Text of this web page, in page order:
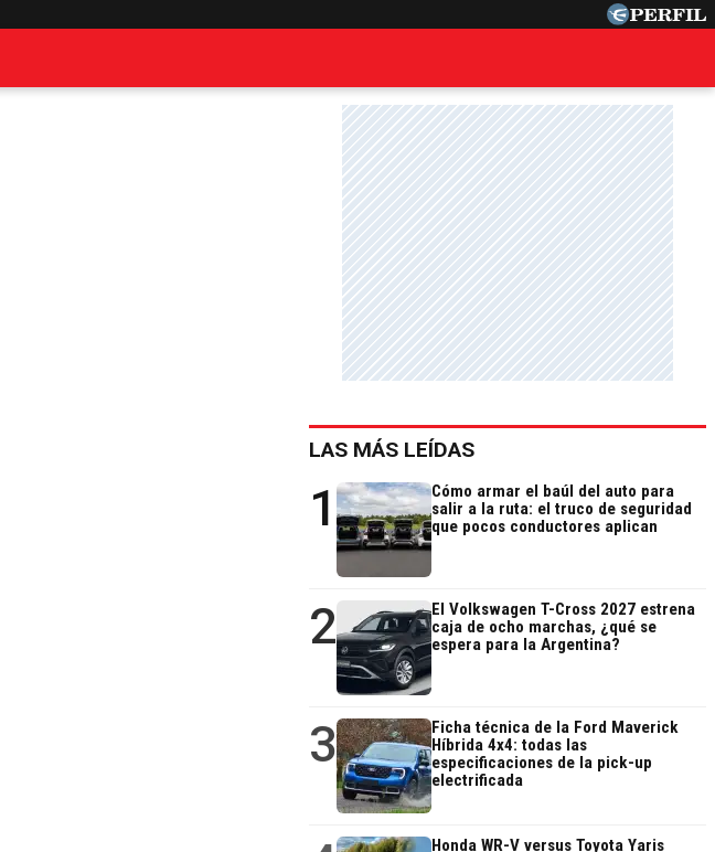
LAS MÁS LEÍDAS
1
Cómo armar el baúl del auto para
salir a la ruta: el truco de seguridad
que pocos conductores aplican
2
El Volkswagen T-Cross 2027 estrena
caja de ocho marchas, ¿qué se
espera para la Argentina?
3
Ficha técnica de la Ford Maverick
Híbrida 4x4: todas las
especificaciones de la pick-up
electrificada
Honda WR-V versus Toyota Yaris